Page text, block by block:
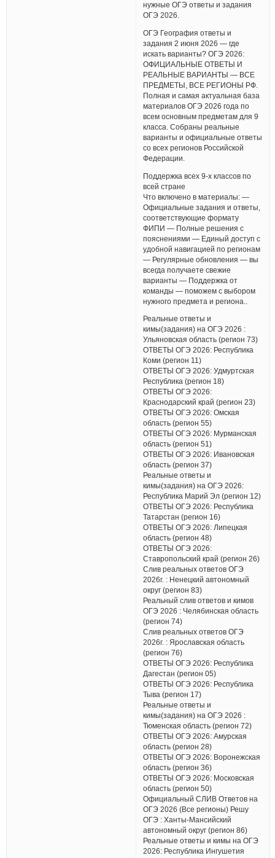
нужные ОГЭ ответы и задания
ОГЭ 2026.
ОГЭ География ответы и
задания 2 июня 2026 — где
искать варианты? ОГЭ 2026:
ОФИЦИАЛЬНЫЕ ОТВЕТЫ И
РЕАЛЬНЫЕ ВАРИАНТЫ — ВСЕ
ПРЕДМЕТЫ, ВСЕ РЕГИОНЫ РФ.
Полная и самая актуальная база
материалов ОГЭ 2026 года по
всем основным предметам для 9
класса. Собраны реальные
варианты и официальные ответы
со всех регионов Российской
Федерации.
Поддержка всех 9-х классов по
всей стране
Что включено в материалы: —
Официальные задания и ответы,
соответствующие формату
ФИПИ — Полные решения с
пояснениями — Единый доступ с
удобной навигацией по регионам
— Регулярные обновления — вы
всегда получаете свежие
варианты — Поддержка от
команды — поможем с выбором
нужного предмета и региона..
Реальные ответы и
кимы(задания) на ОГЭ 2026 :
Ульяновская область (регион 73)
ОТВЕТЫ ОГЭ 2026: Республика
Коми (регион 11)
ОТВЕТЫ ОГЭ 2026: Удмуртская
Республика (регион 18)
ОТВЕТЫ ОГЭ 2026:
Краснодарский край (регион 23)
ОТВЕТЫ ОГЭ 2026: Омская
область (регион 55)
ОТВЕТЫ ОГЭ 2026: Мурманская
область (регион 51)
ОТВЕТЫ ОГЭ 2026: Ивановская
область (регион 37)
Реальные ответы и
кимы(задания) на ОГЭ 2026:
Республика Марий Эл (регион 12)
ОТВЕТЫ ОГЭ 2026: Республика
Татарстан (регион 16)
ОТВЕТЫ ОГЭ 2026: Липецкая
область (регион 48)
ОТВЕТЫ ОГЭ 2026:
Ставропольский край (регион 26)
Слив реальных ответов ОГЭ
2026г. : Ненецкий автономный
округ (регион 83)
Реальный слив ответов и кимов
ОГЭ 2026 : Челябинская область
(регион 74)
Слив реальных ответов ОГЭ
2026г. : Ярославская область
(регион 76)
ОТВЕТЫ ОГЭ 2026: Республика
Дагестан (регион 05)
ОТВЕТЫ ОГЭ 2026: Республика
Тыва (регион 17)
Реальные ответы и
кимы(задания) на ОГЭ 2026 :
Тюменская область (регион 72)
ОТВЕТЫ ОГЭ 2026: Амурская
область (регион 28)
ОТВЕТЫ ОГЭ 2026: Воронежская
область (регион 36)
ОТВЕТЫ ОГЭ 2026: Московская
область (регион 50)
Официальный СЛИВ Ответов на
ОГЭ 2026 (Все регионы) Решу
ОГЭ : Ханты-Мансийский
автономный округ (регион 86)
Реальные ответы и кимы на ОГЭ
2026: Республика Ингушетия